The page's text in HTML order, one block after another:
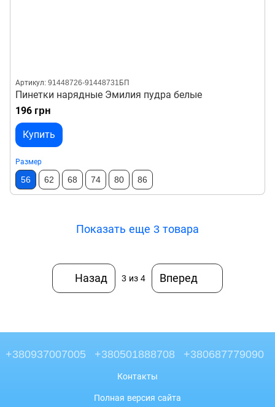
Артикул: 91448726-91448731БП
Пинетки нарядные Эмилия пудра белые
196 грн
Купить
Размер
56 62 68 74 80 86
Показать еще 3 товара
Назад 3 из 4 Вперед
+380937007005 +380501888708 +380687779090
Контакты
Полная версия сайта